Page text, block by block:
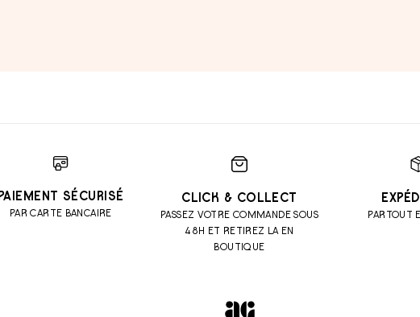
SÉCURISÉ
PAR CARTE BANCAIRE
CLICK & COLLECT
PASSEZ VOTRE COMMANDE SOUS
48H ET RETIREZ LA EN
BOUTIQUE
PARTOUT